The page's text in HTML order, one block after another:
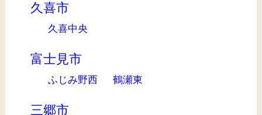
久喜市
久喜中央
富士見市
ふじみ野西 鶴瀬東
三郷市